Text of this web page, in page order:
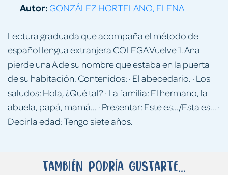
Lectura graduada que acompaña el método de
español lengua extranjera COLEGA Vuelve 1. Ana
pierde una A de su nombre que estaba en la puerta
de su habitación. Contenidos: · El abecedario. · Los
saludos: Hola, ¿Qué tal? · La familia: El hermano, la
abuela, papá, mamá... · Presentar: Este es.../Esta es... ·
Decir la edad: Tengo siete años.
Autor: GONZÁLEZ HORTELANO, ELENA
También podría gustarte...